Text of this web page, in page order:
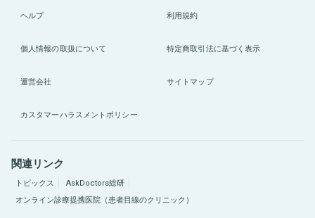
ヘルプ 利用規約
個人情報の取扱について 特定商取引法に基づく表示
運営会社 サイトマップ
カスタマーハラスメントポリシー
関連リンク
トピックス
AskDoctors総研
オンライン診療提携医院（患者目線のクリニック）